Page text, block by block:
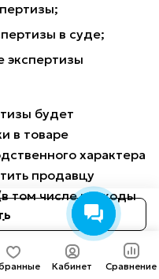
в суде;
экспертизы
будет
в товаре
характера
продавцу
том числе расходы
Кабинет Сравнение